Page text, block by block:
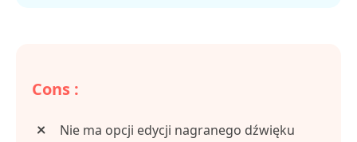
Cons :
Nie ma opcji edycji nagranego dźwięku